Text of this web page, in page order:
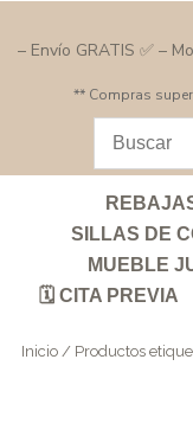
– Envío GRATIS ✅ –
** Compras
SILLAS DE
MUEBLE
🗓️ CITA PREVIA
Inicio / Productos